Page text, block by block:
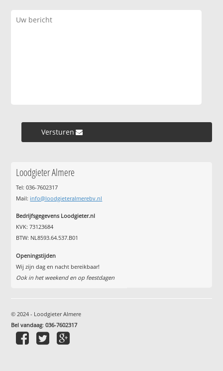
Versturen »
Loodgieter Almere
Tel: 036-7602317
Mail: info@loodgieteralmerebv.nl
Bedrijfsgegevens Loodgieter.nl
KVK: 73123684
BTW: NL8593.64.537.B01
Openingstijden
Wij zijn dag en nacht bereikbaar!
Ook in het weekend en op feestdagen
© 2024 - Loodgieter Almere
Bel vandaag:036-7602317